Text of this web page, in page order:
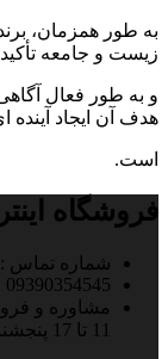
به طور همزمان،
زیست و جامعه
و به طور فعال
هدف آن ایجاد آینده
است.
فروشگاه
شماره تماس : 09308585425
09390354545
مشاوره و
11 تا 17 پنجشنبه از ساعت 11 تا 14)